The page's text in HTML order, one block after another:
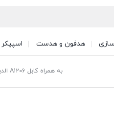
اسپیکر هدفون و هدست
شارژر دیواری LDNIO الدینیو مدل A1206 به همراه کابل